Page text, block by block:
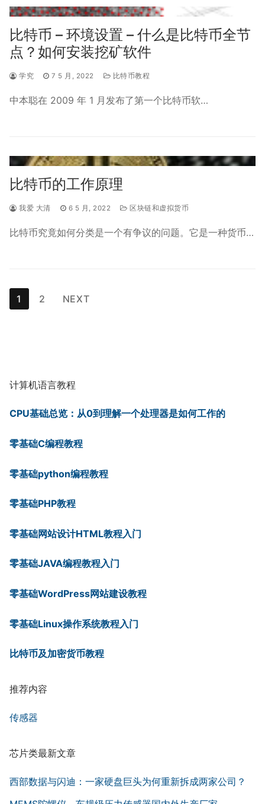
比特币 – 环境设置 – 什么是比特币全节
点？如何安装挖矿软件
学究 7 5 月, 2022 比特币教程
中本聪在 2009 年 1 月发布了第一个比特币软…
比特币的工作原理
我爱 大清 6 5 月, 2022 区块链和虚拟货币
比特币究竟如何分类是一个有争议的问题。它是一种货币…
文
章
1 2 NEXT
计算机语言教程
CPU基础总览：从0到理解一个处理器是如何工作的
零基础C编程教程
零基础python编程教程
零基础PHP教程
零基础网站设计HTML教程入门
零基础JAVA编程教程入门
零基础WordPress网站建设教程
零基础Linux操作系统教程入门
比特币及加密货币教程
推荐内容
传感器
芯片类最新文章
西部数据与闪迪：一家硬盘巨头为何重新拆成两家公司？